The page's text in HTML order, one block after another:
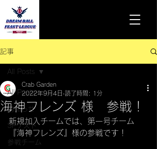
記事
All Posts
お知らせ
SPゲスト
参戦チーム
All Posts
海神フレンズ 様 参戦！
Crab Garden
2022年9月4日 読了時間: 1分
新規加入チームでは、第一号チーム
『海神フレンズ』様の参戦です！